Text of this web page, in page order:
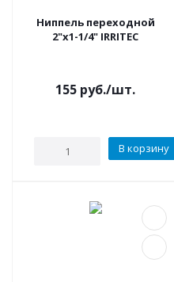
Ниппель переходной
2"x1-1/4" IRRITEC
155 руб./шт.
В корзину